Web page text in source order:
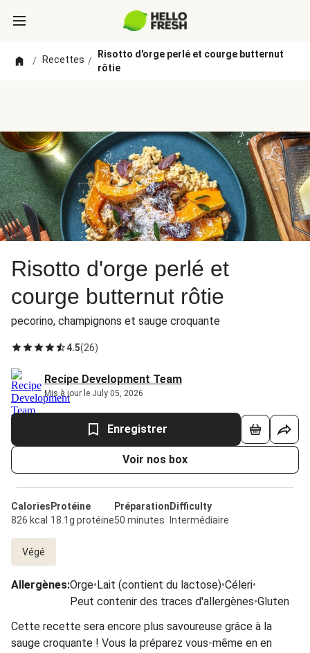
/ Recettes /
Risotto d'orge perlé et courge butternut
rôtie
Risotto d'orge perlé et
courge butternut rôtie
pecorino, champignons et sauge croquante
4.5(26)
Recipe Development Team
Mis à jour le July 05, 2026
Enregistrer
Voir nos box
Calories
826 kcal
Protéine
18.1g protéine
Préparation
50 minutes
Difficulty
Intermédiaire
Végé
Allergènes:Orge•Lait (contient du lactose)•Céleri•
Peut contenir des traces d'allergènes•Gluten
Cette recette sera encore plus savoureuse grâce à la
sauge croquante ! Vous la préparez vous-même en en